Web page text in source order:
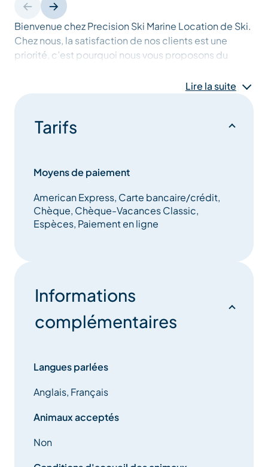
Bienvenue chez Precision Ski Marine Location de Ski.
Chez nous, la satisfaction de nos clients est une
priorité, c’est pourquoi nous vous proposons du
entretenu et sélectionné parmi les plus grandes
Notre équipe dévouée propose également une
jours d’affluence, un service de gardiennage et un
vos journées sur les pistes sans soucis.
Retrouvez également un large choix de textile et
Lire la suite
Tarifs
Moyens de paiement
American Express, Carte bancaire/crédit,
Chèque, Chèque-Vacances Classic,
Espèces, Paiement en ligne
Informations
complémentaires
Langues parlées
Anglais, Français
Animaux acceptés
Non